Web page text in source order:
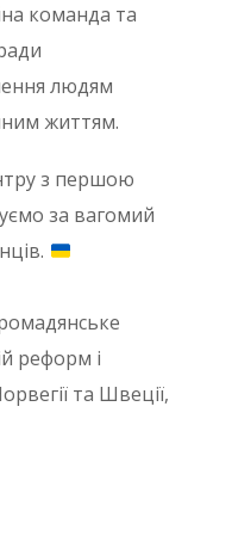
команда та
людям
життям.
з першою
за вагомий
реформ і
та Швеції,